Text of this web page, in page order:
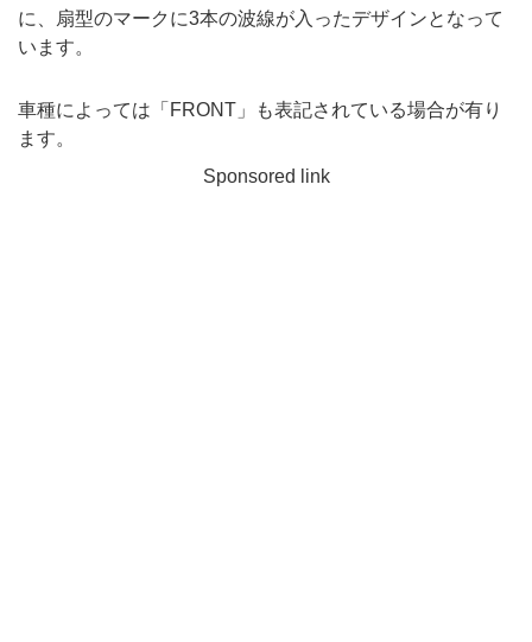
に、扇型のマークに3本の波線が入ったデザインとなって
います。
車種によっては「FRONT」も表記されている場合が有り
ます。
Sponsored link